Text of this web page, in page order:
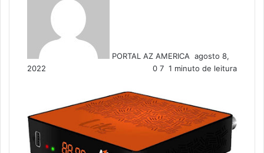
PORTAL AZ AMERICA m
e
a
i
l
agosto 8,
2022
0 7 1 minuto de leitura